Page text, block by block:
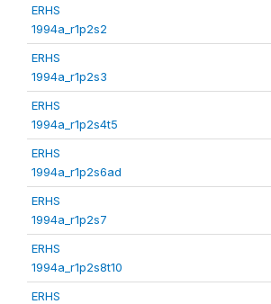
ERHS
1994a_r1p2s2
ERHS
1994a_r1p2s3
ERHS
1994a_r1p2s4t5
ERHS
1994a_r1p2s6ad
ERHS
1994a_r1p2s7
ERHS
1994a_r1p2s8t10
ERHS